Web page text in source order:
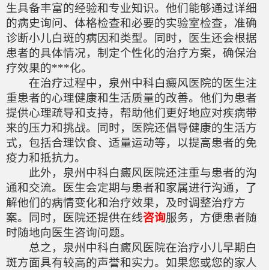
生具备丰富的经验和专业知识。他们能够通过详细
的病史询问、体格检查和必要的实验室检查，准确
诊断小儿白斑的病因和类型。同时，医生还会根据
患者的具体情况，制定个性化的治疗方案，确保治
疗效果的***化。
在治疗过程中，泉州中科白癜风医院的医生注
重患者的心理健康和生活质量的改善。他们为患者
提供心理疏导和支持，帮助他们更好地应对疾病带
来的压力和挑战。同时，医院还倡导健康的生活方
式，包括合理饮食、适量运动等，以提高患者的免
疫力和抵抗力。
此外，泉州中科白癜风医院还注重与患者的沟
通和交流。医生会定期与患者和家属进行沟通，了
解他们的病情变化和治疗效果，及时调整治疗方
案。同时，医院还提供在线咨询服务，方便患者随
时随地向医生咨询问题。
总之，泉州中科白癜风医院在治疗小儿早期白
斑方面具有较高的声誉和实力。如果您或您的家人